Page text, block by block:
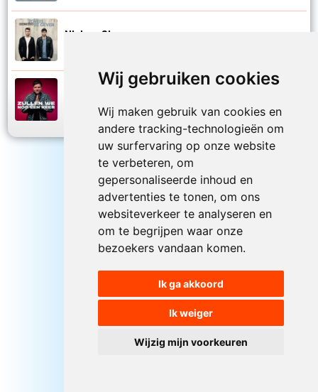
Wij gebruiken cookies
Wij maken gebruik van cookies en
andere tracking-technologieën om
uw surfervaring op onze website
te verbeteren, om
gepersonaliseerde inhoud en
advertenties te tonen, om ons
websiteverkeer te analyseren en
om te begrijpen waar onze
bezoekers vandaan komen.
Ik ga akkoord
Ik weiger
Wijzig mijn voorkeuren
Nick en Simon
Zullen we nog een keer